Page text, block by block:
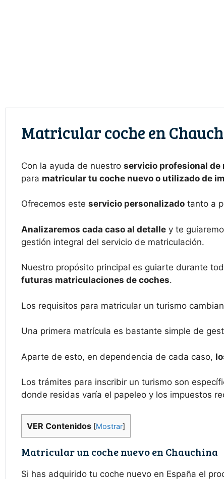
Matricular coche en
Con la ayuda de nuestro servicio profesional de
para matricular tu coche nuevo o utilizado de
Ofrecemos este servicio personalizado tanto a
Analizaremos cada caso al detalle y te
gestión integral del servicio de matriculación.
Nuestro propósito principal es guiarte durante
futuras matriculaciones de coches.
Los requisitos para matricular un turismo
Una primera matrícula es bastante simple de
Aparte de esto, en dependencia de cada caso,
Los trámites para inscribir un turismo son
donde residas varía el papeleo y los impuestos
VER Contenidos [Mostrar]
Matricular un coche nuevo en Chauchina
Si has adquirido tu coche nuevo en España el